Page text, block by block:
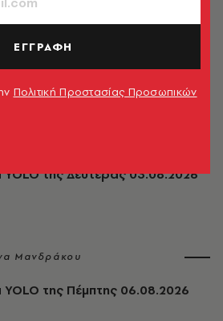
Γουότερχαουζ: Το στενό της
YOLO της Δευτέρας 03.08.2026
Μανδράκου
YOLO της Πέμπτης 06.08.2026
ΕΓΓΡΑΦΗ
Πολιτική Προστασίας Προσωπικών